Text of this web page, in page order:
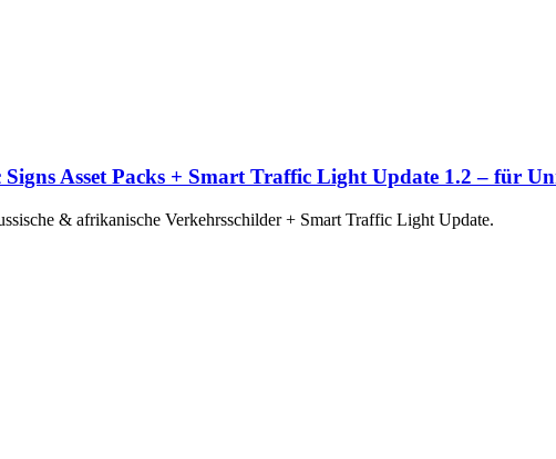
Asset Packs + Smart Traffic Light Update 1.2 – für
& afrikanische Verkehrsschilder + Smart Traffic Light Update.